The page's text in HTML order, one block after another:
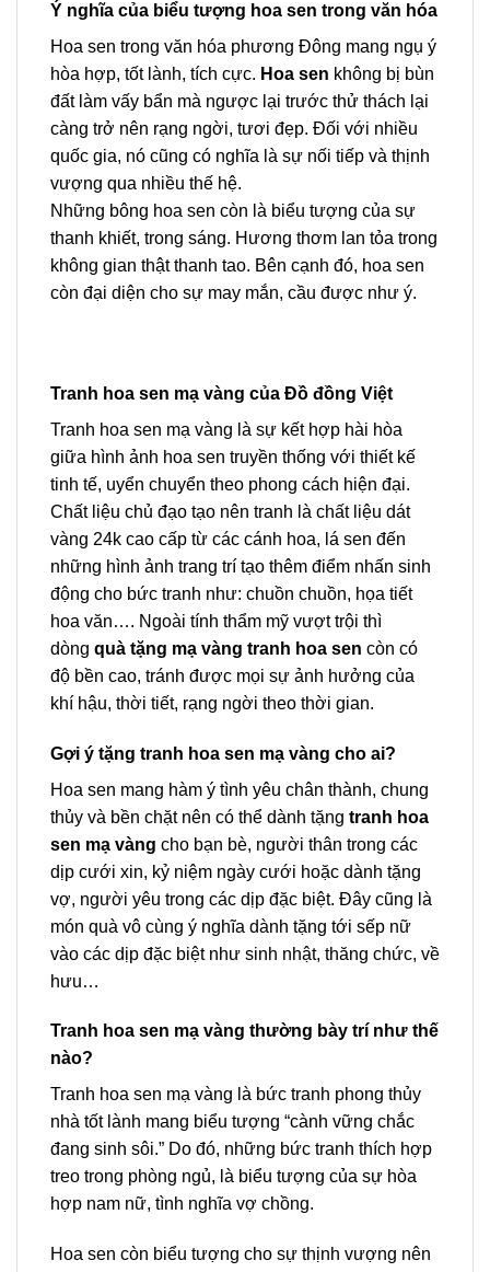
Ý nghĩa của biểu tượng hoa sen trong văn hóa
Hoa sen trong văn hóa phương Đông mang ngụ ý
hòa hợp, tốt lành, tích cực. Hoa sen không bị bùn
đất làm vấy bẩn mà ngược lại trước thử thách lại
càng trở nên rạng ngời, tươi đẹp. Đối với nhiều
quốc gia, nó cũng có nghĩa là sự nối tiếp và thịnh
vượng qua nhiều thế hệ.
Những bông hoa sen còn là biểu tượng của sự
thanh khiết, trong sáng. Hương thơm lan tỏa trong
không gian thật thanh tao. Bên cạnh đó, hoa sen
còn đại diện cho sự may mắn, cầu được như ý.
Tranh hoa sen mạ vàng của Đồ đồng Việt
Tranh hoa sen mạ vàng là sự kết hợp hài hòa
giữa hình ảnh hoa sen truyền thống với thiết kế
tinh tế, uyển chuyển theo phong cách hiện đại.
Chất liệu chủ đạo tạo nên tranh là chất liệu dát
vàng 24k cao cấp từ các cánh hoa, lá sen đến
những hình ảnh trang trí tạo thêm điểm nhấn sinh
động cho bức tranh như: chuồn chuồn, họa tiết
hoa văn…. Ngoài tính thẩm mỹ vượt trội thì
dòng quà tặng mạ vàng tranh hoa sen còn có
độ bền cao, tránh được mọi sự ảnh hưởng của
khí hậu, thời tiết, rạng ngời theo thời gian.
Gợi ý tặng tranh hoa sen mạ vàng cho ai?
Hoa sen mang hàm ý tình yêu chân thành, chung
thủy và bền chặt nên có thể dành tặng tranh hoa
sen mạ vàng cho bạn bè, người thân trong các
dịp cưới xin, kỷ niệm ngày cưới hoặc dành tặng
vợ, người yêu trong các dịp đặc biệt. Đây cũng là
món quà vô cùng ý nghĩa dành tặng tới sếp nữ
vào các dịp đặc biệt như sinh nhật, thăng chức, về
hưu…
Tranh hoa sen mạ vàng thường bày trí như thế
nào?
Tranh hoa sen mạ vàng là bức tranh phong thủy
nhà tốt lành mang biểu tượng “cành vững chắc
đang sinh sôi.” Do đó, những bức tranh thích hợp
treo trong phòng ngủ, là biểu tượng của sự hòa
hợp nam nữ, tình nghĩa vợ chồng.
Hoa sen còn biểu tượng cho sự thịnh vượng nên